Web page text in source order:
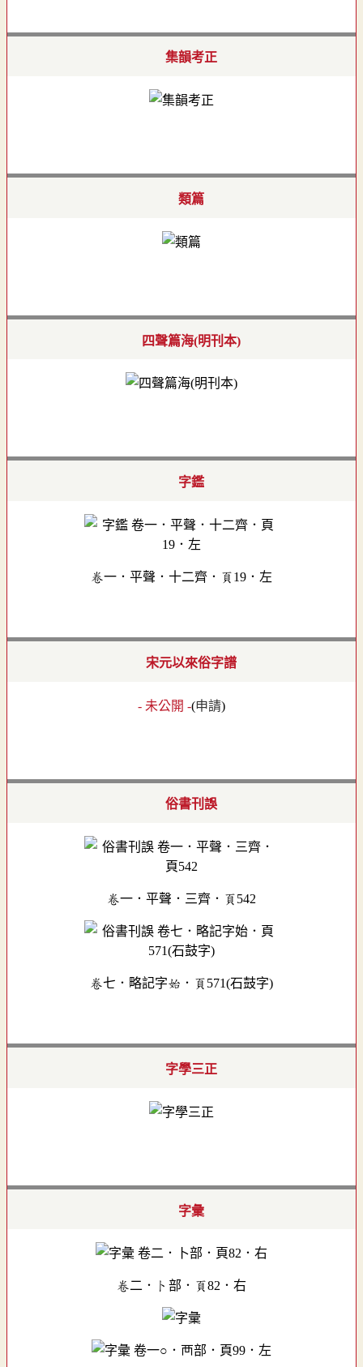
集韻考正
類篇
四聲篇海(明刊本)
字鑑
卷一．平聲．十二齊．頁19．左
宋元以來俗字譜
- 未公開 -(申請)
俗書刊誤
卷一．平聲．三齊．頁542
卷七．略記字始．頁571(石鼓字)
字學三正
字彙
卷二．卜部．頁82．右